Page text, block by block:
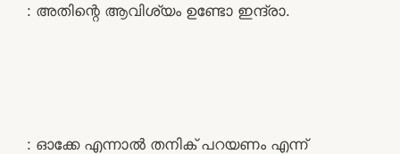
: അതിന്റെ ആവിശ്യം ഉണ്ടോ ഇന്ദ്രാ.
: ഓക്കേ എന്നാൽ തനിക് പറയണം എന്ന്